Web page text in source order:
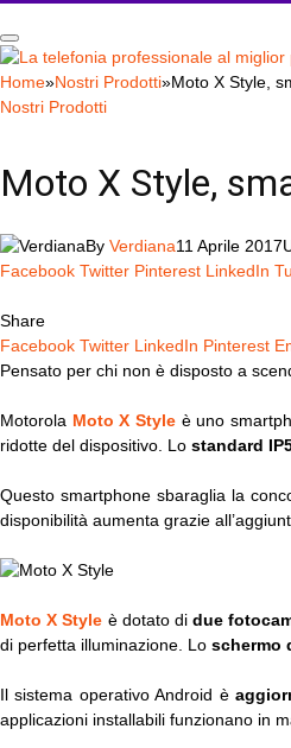
Home»Nostri Prodotti»Moto X Style,
Nostri Prodotti
Moto X Style,
By Verdiana11 Aprile 2017
Facebook Twitter Pinterest LinkedIn
Share
Facebook Twitter LinkedIn Pinterest
Pensato per chi non è disposto a
Motorola Moto X Styleè uno
ridotte del dispositivo. Lo standard
Questo smartphone sbaraglia la
disponibilità aumenta grazie
Moto X Style è dotato didue
di perfetta illuminazione. Lo schermo
Il sistema operativo Android è
applicazioni installabili funzionano in